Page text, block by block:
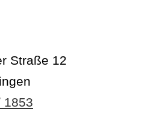
Straße 12
1853